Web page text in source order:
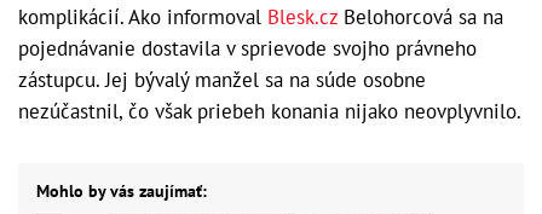
komplikácií. Ako informoval Blesk.cz Belohorcová sa na
pojednávanie dostavila v sprievode svojho právneho
zástupcu. Jej bývalý manžel sa na súde osobne
nezúčastnil, čo však priebeh konania nijako neovplyvnilo.
Mohlo by vás zaujímať: